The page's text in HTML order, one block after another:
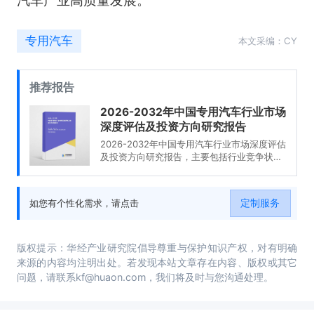
专用汽车 本文采编：CY
推荐报告
2026-2032年中国专用汽车行业市场
深度评估及投资方向研究报告
2026-2032年中国专用汽车行业市场深度评估
及投资方向研究报告，主要包括行业竞争状况
如您有个性化需求，请点击 定制服务
版权提示：华经产业研究院倡导尊重与保护知识产权，对有明确
来源的内容均注明出处。若发现本站文章存在内容、版权或其它
问题，请联系kf@huaon.com，我们将及时与您沟通处理。